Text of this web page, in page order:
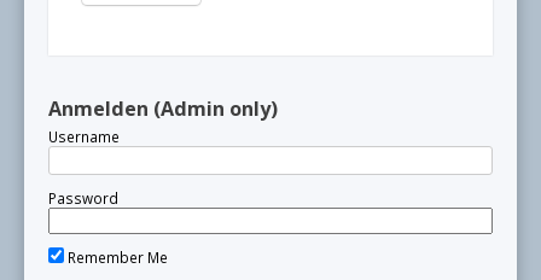
Anmelden (Admin only)
Username
Password
Remember Me